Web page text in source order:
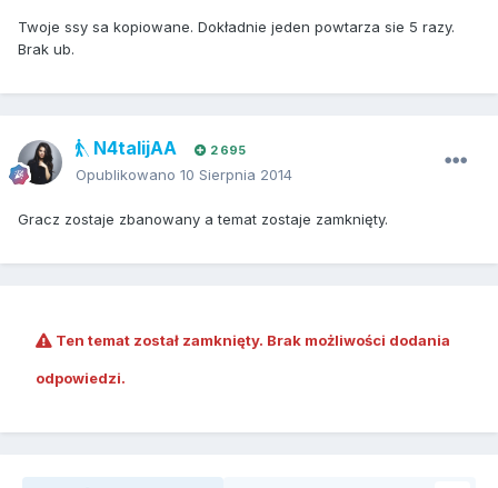
Twoje ssy sa kopiowane. Dokładnie jeden powtarza sie 5 razy.
Brak ub.
N4talijAA 2 695
Opublikowano 10 Sierpnia 2014
Gracz zostaje zbanowany a temat zostaje zamknięty.
Ten temat został zamknięty. Brak możliwości dodania
odpowiedzi.